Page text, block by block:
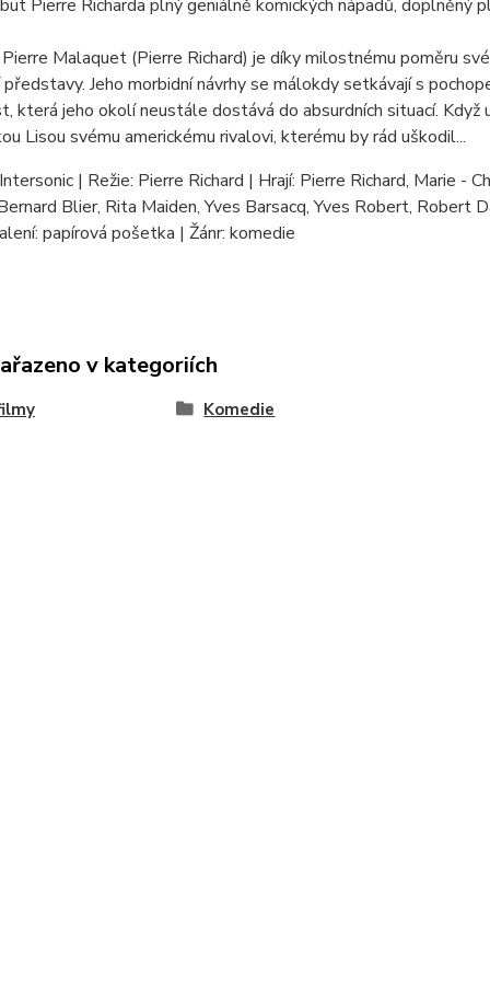
Pierre Richarda plný geniálně komických nápadů, doplněný
Malaquet (Pierre Richard) je díky milostnému poměru
Jeho morbidní návrhy se málokdy setkávají s
která jeho okolí neustále dostává do absurdních situací. Když
Lisou svému americkému rivalovi, kterému by rád uškodil...
| Režie: Pierre Richard | Hrají: Pierre Richard, Marie -
Blier, Rita Maiden, Yves Barsacq, Yves Robert, Robert
papírová pošetka | Žánr: komedie
v kategoriích
Komedie